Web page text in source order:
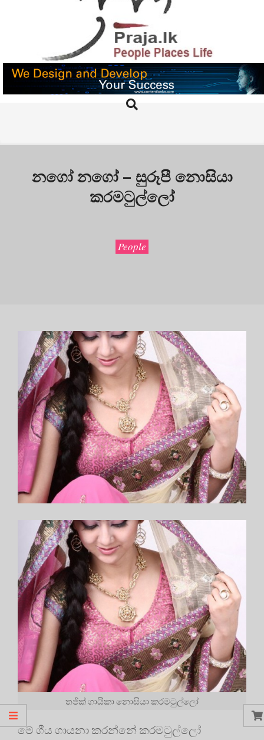
PRAJA.LK
Search
නගෝ නගෝ – සුරූපී නොසියා
කරමටුල්ලෝ
People
තජික් ගායිකා නොසියා කරමටුල්ලෝ
මේ ගීය ගායනා කරන්නේ කරමටුල්ලෝ